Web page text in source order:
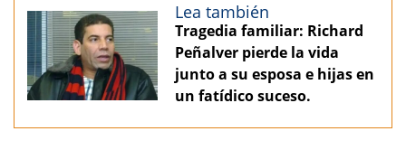
Lea también
Tragedia familiar: Richard
Peñalver pierde la vida
junto a su esposa e hijas en
un fatídico suceso.